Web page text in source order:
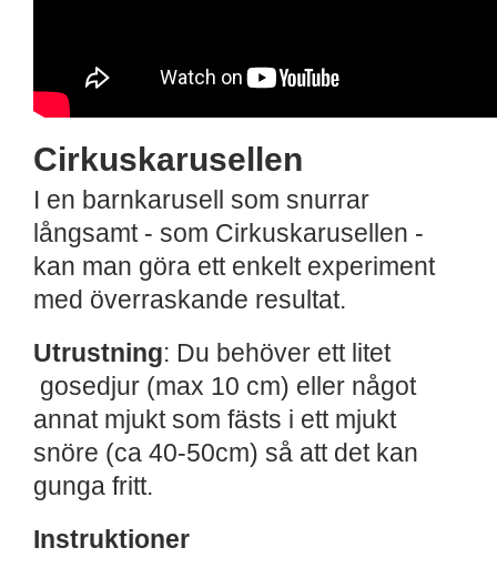
Cirkuskarusellen
I en barnkarusell som snurrar
långsamt - som Cirkuskarusellen -
kan man göra ett enkelt experiment
med överraskande resultat.
Utrustning: Du behöver ett litet
gosedjur (max 10 cm) eller något
annat mjukt som fästs i ett mjukt
snöre (ca 40-50cm) så att det kan
gunga fritt.
Instruktioner